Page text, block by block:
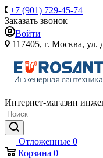
+7 (901) 729-45-74
Заказать звонок
Войти
117405, г. Москва, ул.
Интернет-магазин
Отложенные 0
Корзина 0